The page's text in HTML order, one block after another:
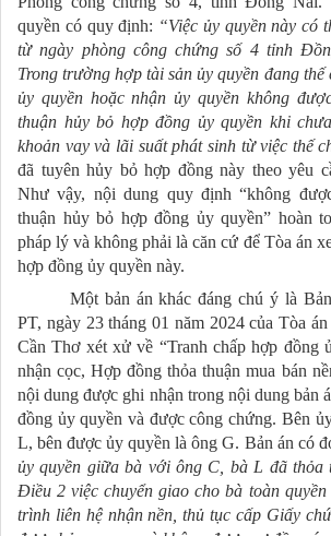
quyền có quy định: “Việc ủy quyền này có
từ ngày phòng công chứng số 4 tỉnh
Trong trường hợp tài sản ủy quyền đang thế
ủy quyền hoặc nhận ủy quyền không
thuận hủy bỏ hợp đồng ủy quyền khi
khoản vay và lãi suất phát sinh từ việc thế
đã tuyên hủy bỏ hợp đồng này theo yêu
Như vậy, nội dung quy định “không
thuận hủy bỏ hợp đồng ủy quyền” hoàn
pháp lý và không phải là căn cứ để Tòa án
hợp đồng ủy quyền này.
Một bản án khác đáng chú ý là
PT, ngày 23 tháng 01 năm 2024 của Tòa
Cần Thơ xét xử về “Tranh chấp hợp đồng
nhận cọc, Hợp đồng thỏa thuận mua bán
nội dung được ghi nhận trong nội dung bản
đồng ủy quyền và được công chứng. Bên
L, bên được ủy quyền là ông G. Bản án có
ủy quyền giữa bà với ông C, bà L đã thỏa
Điều 2 việc chuyển giao cho bà toàn
trình liên hệ nhận nền, thủ tục cấp Giấy